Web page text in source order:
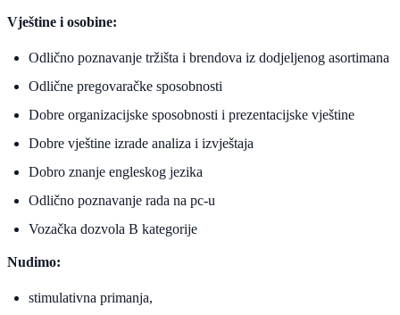
Vještine i osobine:
Odlično poznavanje tržišta i brendova iz dodjeljenog asortimana
Odlične pregovaračke sposobnosti
Dobre organizacijske sposobnosti i prezentacijske vještine
Dobre vještine izrade analiza i izvještaja
Dobro znanje engleskog jezika
Odlično poznavanje rada na pc-u
Vozačka dozvola B kategorije
Nudimo:
stimulativna primanja,